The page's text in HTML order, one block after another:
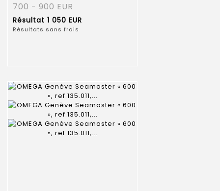
700 - 900 EUR
Résultat 1 050 EUR
Résultats sans frais